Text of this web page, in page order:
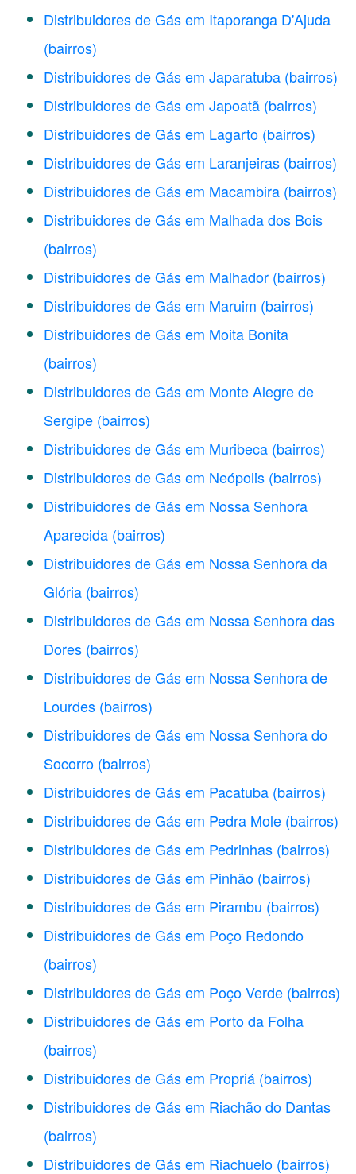
Distribuidores de Gás em Itaporanga D'Ajuda
(bairros)
Distribuidores de Gás em Japaratuba (bairros)
Distribuidores de Gás em Japoatã (bairros)
Distribuidores de Gás em Lagarto (bairros)
Distribuidores de Gás em Laranjeiras (bairros)
Distribuidores de Gás em Macambira (bairros)
Distribuidores de Gás em Malhada dos Bois
(bairros)
Distribuidores de Gás em Malhador (bairros)
Distribuidores de Gás em Maruim (bairros)
Distribuidores de Gás em Moita Bonita
(bairros)
Distribuidores de Gás em Monte Alegre de
Sergipe (bairros)
Distribuidores de Gás em Muribeca (bairros)
Distribuidores de Gás em Neópolis (bairros)
Distribuidores de Gás em Nossa Senhora
Aparecida (bairros)
Distribuidores de Gás em Nossa Senhora da
Glória (bairros)
Distribuidores de Gás em Nossa Senhora das
Dores (bairros)
Distribuidores de Gás em Nossa Senhora de
Lourdes (bairros)
Distribuidores de Gás em Nossa Senhora do
Socorro (bairros)
Distribuidores de Gás em Pacatuba (bairros)
Distribuidores de Gás em Pedra Mole (bairros)
Distribuidores de Gás em Pedrinhas (bairros)
Distribuidores de Gás em Pinhão (bairros)
Distribuidores de Gás em Pirambu (bairros)
Distribuidores de Gás em Poço Redondo
(bairros)
Distribuidores de Gás em Poço Verde (bairros)
Distribuidores de Gás em Porto da Folha
(bairros)
Distribuidores de Gás em Propriá (bairros)
Distribuidores de Gás em Riachão do Dantas
(bairros)
Distribuidores de Gás em Riachuelo (bairros)